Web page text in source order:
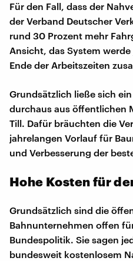
Für den Fall, dass der
der Verband Deutscher
rund 30 Prozent mehr
Ansicht, das System
Ende der Arbeitszeiten
Grundsätzlich ließe sich
durchaus aus öffentlichen
Till. Dafür bräuchten die
jahrelangen Vorlauf für
und Verbesserung der
Hohe Kosten für
Grundsätzlich sind die
Bahnunternehmen offen
Bundespolitik. Sie sagen
bundesweit kostenlosem